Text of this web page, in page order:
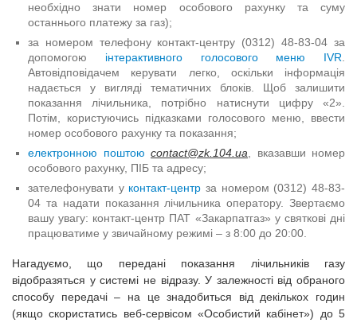
необхідно знати номер особового рахунку та суму
останнього платежу за газ);
за номером телефону контакт-центру (0312) 48-83-04 за
допомогою інтерактивного голосового меню IVR.
Автовідповідачем керувати легко, оскільки інформація
надається у вигляді тематичних блоків. Щоб залишити
показання лічильника, потрібно натиснути цифру «2».
Потім, користуючись підказками голосового меню, ввести
номер особового рахунку та показання;
електронною поштою contact@zk.104.ua, вказавши номер
особового рахунку, ПІБ та адресу;
зателефонувати у контакт-центр за номером (0312) 48-83-
04 та надати показання лічильника оператору. Звертаємо
вашу увагу: контакт-центр ПАТ «Закарпатгаз» у святкові дні
працюватиме у звичайному режимі – з 8:00 до 20:00.
Нагадуємо, що передані показання лічильників газу
відобразяться у системі не відразу. У залежності від обраного
способу передачі – на це знадобиться від декількох годин
(якщо скористатись веб-сервісом «Особистий кабінет») до 5